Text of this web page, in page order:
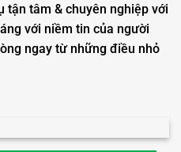
tận tâm & chuyên nghiệp với
với niềm tin của người
ngay từ những điều nhỏ